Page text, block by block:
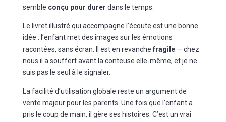
semble conçu pour durer dans le temps.
Le livret illustré qui accompagne l’écoute est une bonne
idée : l’enfant met des images sur les émotions
racontées, sans écran. Il est en revanche fragile— chez
nous il a souffert avant la conteuse elle-même, et je ne
suis pas le seul à le signaler.
La facilité d’utilisation globale reste un argument de
vente majeur pour les parents. Une fois que l’enfant a
pris le coup de main, il gère ses histoires. C’est un vrai